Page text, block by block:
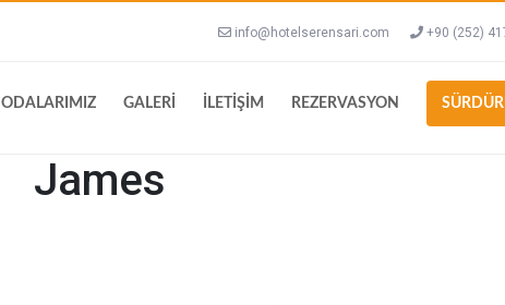
info@hotelserensari.com +90 (252)
ODALARIMIZ GALERİ İLETİŞİM REZERVASYON
James